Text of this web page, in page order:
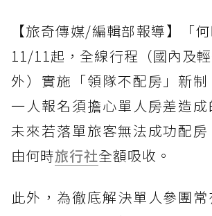
【旅奇傳媒/編輯部報導】「
11/11起，全線行程（國內及
外）實施「領隊不配房」新
一人報名須擔心單人房差造成
未來若落單旅客無法成功配
由何時旅行社全額吸收。
此外，為徹底解決單人參團常